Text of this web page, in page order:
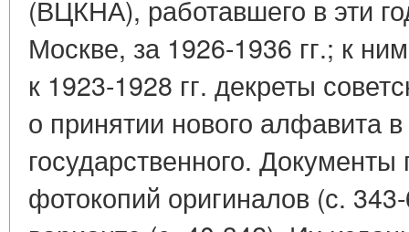
(ВЦКНА), работавшего в эти
Москве, за 1926-1936 гг.; к
к 1923-1928 гг. декреты
о принятии нового алфавита в
государственного.
фотокопий оригиналов (с.